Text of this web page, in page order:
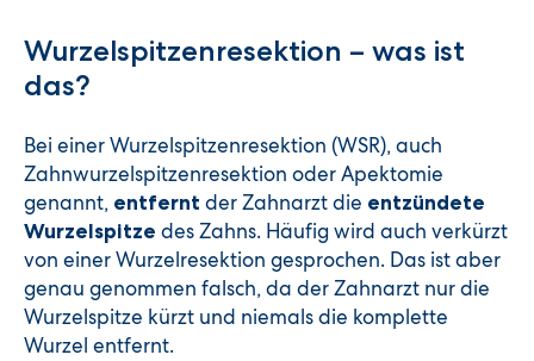
Wurzelspitzenresektion – was ist
das?
Bei einer Wurzelspitzenresektion (WSR), auch
Zahnwurzelspitzenresektion oder Apektomie
genannt, entfernt der Zahnarzt die entzündete
Wurzelspitze des Zahns. Häufig wird auch verkürzt
von einer Wurzelresektion gesprochen. Das ist aber
genau genommen falsch, da der Zahnarzt nur die
Wurzelspitze kürzt und niemals die komplette
Wurzel entfernt.